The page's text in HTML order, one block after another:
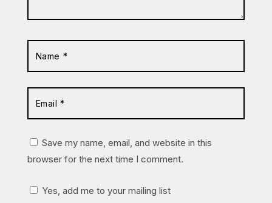
Save my name, email, and website in this
browser for the next time I comment.
Yes, add me to your mailing list